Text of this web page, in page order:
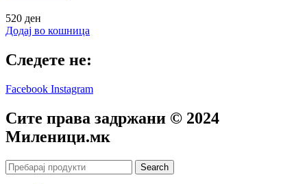
520 ден
Додај во кошница
Следете не:
Facebook Instagram
Сите права задржани © 2024
Mиленици.мк
Search